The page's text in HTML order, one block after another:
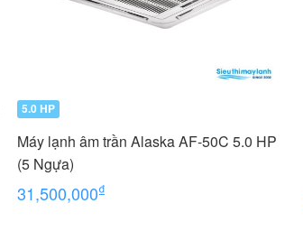
5.0 HP
Máy lạnh âm trần Alaska AF-50C 5.0 HP
(5 Ngựa)
31,500,000₫